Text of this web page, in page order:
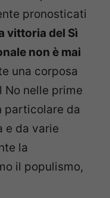
pronosticati
vittoria del Sì
non è mai
una corposa
No nelle prime
particolare da
e da varie
la
il populismo,